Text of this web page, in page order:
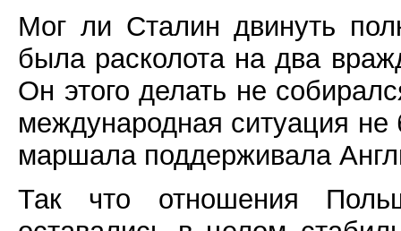
Мог ли Сталин двинуть
была расколота на два
Он этого делать не
международная ситуация не
маршала поддерживала
Так что отношения